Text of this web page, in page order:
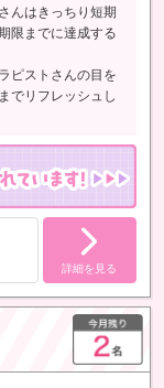
んはきっちり短期
限までに達成する
ピストさんの目を
でリフレッシュし
詳細を見る